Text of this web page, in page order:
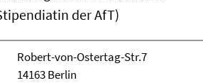
der AfT)
Robert-von-Ostertag-Str.7
14163 Berlin